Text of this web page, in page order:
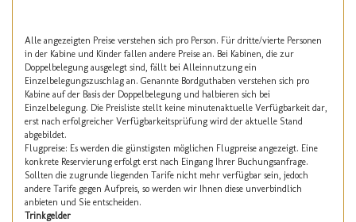
Alle angezeigten Preise verstehen sich pro Person. Für dritte/vierte Personen
in der Kabine und Kinder fallen andere Preise an. Bei Kabinen, die zur
Doppelbelegung ausgelegt sind, fällt bei Alleinnutzung ein
Einzelbelegungszuschlag an. Genannte Bordguthaben verstehen sich pro
Kabine auf der Basis der Doppelbelegung und halbieren sich bei
Einzelbelegung. Die Preisliste stellt keine minutenaktuelle Verfügbarkeit dar,
erst nach erfolgreicher Verfügbarkeitsprüfung wird der aktuelle Stand
abgebildet.
Flugpreise: Es werden die günstigsten möglichen Flugpreise angezeigt. Eine
konkrete Reservierung erfolgt erst nach Eingang Ihrer Buchungsanfrage.
Sollten die zugrunde liegenden Tarife nicht mehr verfügbar sein, jedoch
andere Tarife gegen Aufpreis, so werden wir Ihnen diese unverbindlich
anbieten und Sie entscheiden.
Trinkgelder